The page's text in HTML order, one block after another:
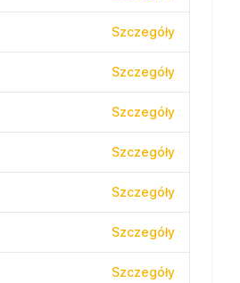
Szczegóły
Szczegóły
Szczegóły
Szczegóły
Szczegóły
Szczegóły
Szczegóły